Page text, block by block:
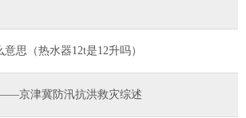
思（热水器12t是12升吗）
京津冀防汛抗洪救灾综述